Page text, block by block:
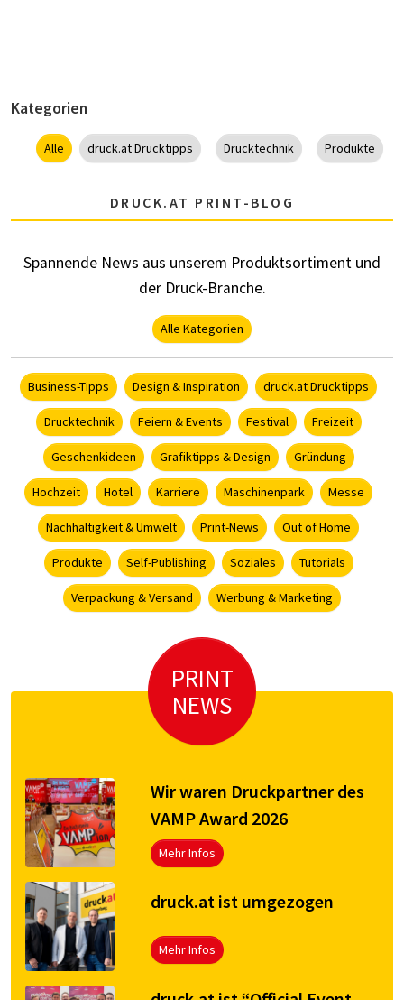
Kategorien
Alle druck.at Drucktipps Drucktechnik Produkte
DRUCK.AT PRINT-BLOG
Spannende News aus unserem Produktsortiment und
der Druck-Branche.
Alle Kategorien
Business-Tipps Design & Inspiration druck.at Drucktipps
Drucktechnik Feiern & Events Festival Freizeit
Geschenkideen Grafiktipps & Design Gründung
Hochzeit Hotel Karriere Maschinenpark Messe
Nachhaltigkeit & Umwelt Print-News Out of Home
Produkte Self-Publishing Soziales Tutorials
Verpackung & Versand Werbung & Marketing
PRINT
NEWS
Wir waren Druckpartner des
VAMP Award 2026
Mehr Infos
druck.at ist umgezogen
Mehr Infos